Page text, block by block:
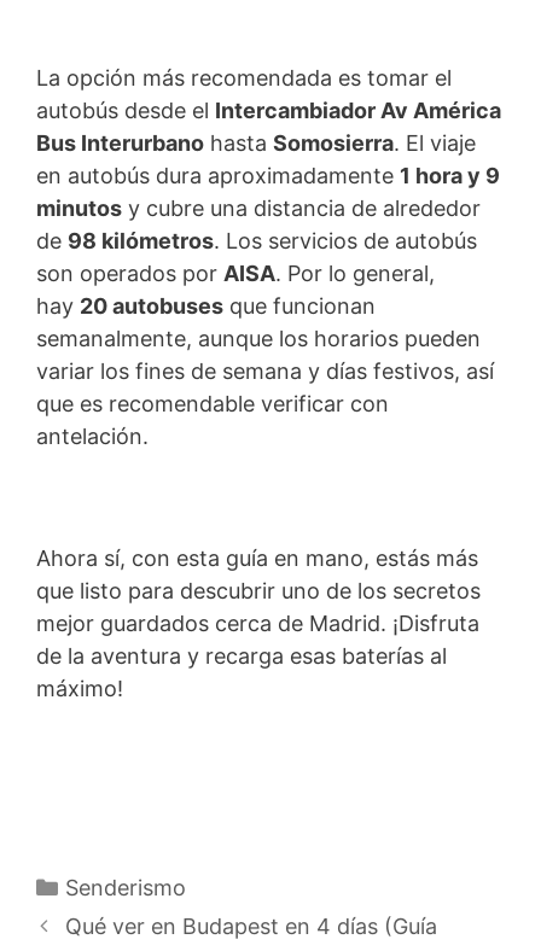
La opción más recomendada es tomar el
autobús desde el Intercambiador Av América
Bus Interurbano hasta Somosierra. El viaje
en autobús dura aproximadamente 1 hora y 9
minutos y cubre una distancia de alrededor
de 98 kilómetros. Los servicios de autobús
son operados por AISA. Por lo general,
hay 20 autobuses que funcionan
semanalmente, aunque los horarios pueden
variar los fines de semana y días festivos, así
que es recomendable verificar con
antelación.
Ahora sí, con esta guía en mano, estás más
que listo para descubrir uno de los secretos
mejor guardados cerca de Madrid. ¡Disfruta
de la aventura y recarga esas baterías al
máximo!
Categorías
Senderismo
Qué ver en Budapest en 4 días (Guía